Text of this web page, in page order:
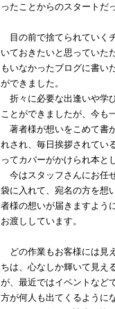
ったことからのスタートだ
目の前で捨てられていく
いておきたいと思っていた
もいなかったブログに書い
ができました。
折々に必要な出逢いや学
ことができましたが、今も
著者様が想いをこめて書
れされ、毎日挨拶されてい
ってカバーがかけられ本と
今はスタッフさんにお任
袋に入れて、宛名の方を想
者様の想いが届きますよう
お渡ししています。
どの作業もお客様には見
ちは、心なしか輝いて見え
が、最近ではイベントなど
方が何人も出てくるように